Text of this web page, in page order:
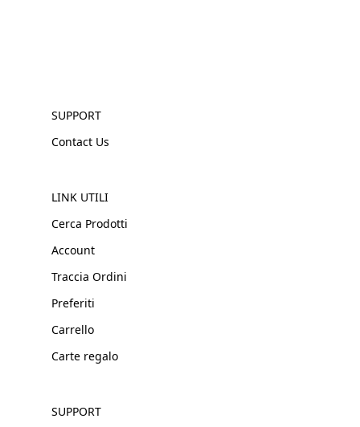
SUPPORT
Contact Us
LINK UTILI
Cerca Prodotti
Account
Traccia Ordini
Preferiti
Carrello
Carte regalo
SUPPORT